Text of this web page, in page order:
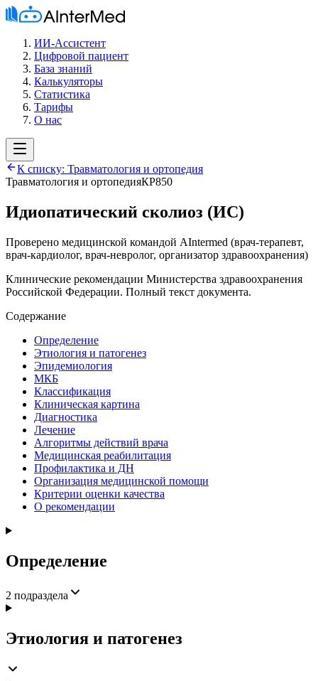
ИИ-Ассистент
Цифровой пациент
База знаний
Калькуляторы
Статистика
Тарифы
О нас
К списку: Травматология и ортопедия
Травматология и ортопедияКР850
Идиопатический сколиоз (ИС)
Проверено медицинской командой AIntermed (врач-терапевт,
врач-кардиолог, врач-невролог, организатор здравоохранения)
Клинические рекомендации Министерства здравоохранения
Российской Федерации. Полный текст документа.
Содержание
Определение
Этиология и патогенез
Эпидемиология
МКБ
Классификация
Клиническая картина
Диагностика
Лечение
Алгоритмы действий врача
Медицинская реабилитация
Профилактика и ДН
Организация медицинской помощи
Критерии оценки качества
О рекомендации
Определение
2 подраздела
Этиология и патогенез